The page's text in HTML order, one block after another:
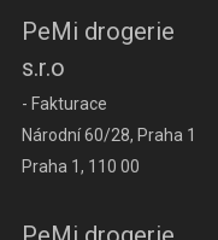
PeMi drogerie
s.r.o
- Fakturace
Národní 60/28, Praha 1
Praha 1, 110 00